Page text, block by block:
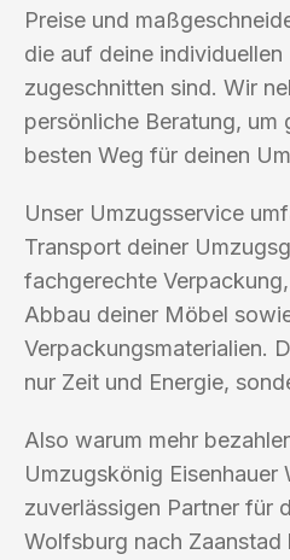
Preise und
die auf deine individuellen
zugeschnitten sind. Wir
persönliche Beratung, um
besten Weg für deinen
Unser Umzugsservice
Transport deiner
fachgerechte
Abbau deiner Möbel
Verpackungsmaterialien.
nur Zeit und Energie,
Also warum mehr
Umzugskönig Eisenhauer
zuverlässigen Partner für
Wolfsburg nach Zaanstad